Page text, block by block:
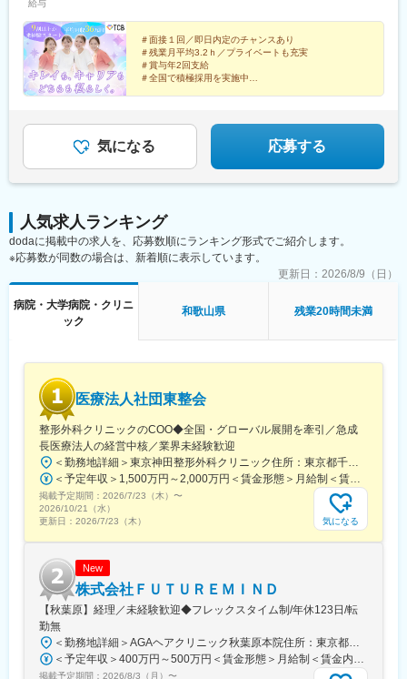
院、長野院、松本院、山梨甲府駅前院 など【近畿】梅田大阪駅
前院、大阪阪急梅田駅前院、枚方院、天王寺院、堺院、なんば
院、心斎橋院、京都駅前院、奈良院、和歌山院、四日市院 など
【中四国】広島院、福山院、松山院、高松院、高知院、徳島院、
松江院、周南徳山駅ビル院 など【九州・沖縄】小倉院、佐賀
煙対策】屋内原則禁煙
駅、さっぽろ駅、あおば通駅、福島駅(福島県)、郡山駅(福島県)、
青森駅、盛岡駅、山形駅、秋田駅、矢場町駅、近鉄名古屋駅、金
山駅(愛知県)、豊田市駅、駅前大通駅、名鉄岐阜駅、静岡駅、新浜
松駅、三島広小路駅、長野駅、松本駅、北鉄金沢駅、新潟駅、近
鉄四日市駅、電鉄富山駅、福井駅、甲府駅、東梅田駅、大阪難波
前駅、西梅田駅、心斎橋駅、京都駅、烏丸駅、三ノ宮駅、姫路
駅、近鉄奈良駅、和歌山駅、草津駅(滋賀県)、徳山駅、立町駅、福
院下駅、東池袋駅、日比谷駅、銀座駅、岩本町駅、立川駅、京王
八王子駅、高輪台駅、奥沢駅、神奈川駅、平沼橋駅、京急川崎
駅、石上駅、新越谷駅、宇都宮駅東口駅、新千葉駅、栄町駅(千葉
県)、船橋駅、札幌駅、仙台駅(地下鉄)、曽根田駅、栄駅(愛知県)、
浜松駅、三島田町駅、市役所前駅(長野県)、金沢駅、あすなろう四
日市駅、電鉄富山駅・エスタ前駅、福井駅(福井県)、大阪梅田駅
(阪神線)、なんば駅(地下鉄)、高槻駅、梅田駅(地下鉄)、宮之阪
島県)、高松築港駅、高知橋駅、眉山ロープウェイ山麓駅、天神
駅、小倉駅(福岡県)、東比恵駅、鹿児島中央駅、水道町駅、五島町
駅、旭橋駅、西早稲田駅、末広町駅(東京都)、立川南駅、高輪ゲー
トウェイ駅、九品仏駅、新高島駅、東宿郷駅、葭川公園駅、大神
宮下駅、大通駅、仙台駅、栄町駅(愛知県)、国際センター駅、日吉
町駅、第一通り駅、三島駅、七ツ屋駅、富山駅、福井城址大名町
駅、なんば駅(南海線)、大阪駅、天王寺駅、西大橋駅、五条駅(京
都市営)、京都河原町駅、神戸三宮駅(阪神)、本通駅、高松駅(香川
県)、南堀端駅、はりまや橋駅、旦過駅、高見橋駅、熊本城・市役
給与
＃面接１回／即日内定のチャンスあり
＃残業月平均3.2ｈ／プライベートも充実
＃賞与年2回支給
＃全国で積極採用を実施中
スよく実現できます！
気になる 応募する
人気求人ランキング
dodaに掲載中の求人を、応募数順にランキング形式でご紹介します。
※応募数が同数の場合は、新着順に表示しています。
更新日： 2026/8/9（日）
病院・大学病院・クリニ
ック
和歌山県 残業20時間未満
医療法人社団東整会
整形外科クリニックのCOO◆全国・グローバル展開を牽引／急成
長医療法人の経営中核／業界未経験歓迎
＜勤務地詳細＞東京神田整形外科クリニック住所：東京都千代田区鍛冶町2丁目8-6 メディカルプライム神田3F勤務地最寄駅：JR山手線／神田駅受動喫煙対策：屋内全面禁煙変更の範囲：会社の定める事業所
＜予定年収＞1,500万円～2,000万円＜賃金形態＞月給制＜賃金内訳＞月額（基本給）：1,200,000円～1,500,000円＜月給＞1,200,000円～1,500,000円＜昇給有無＞有＜残業手当＞有＜給与補足＞※経験やスキルを考慮して決定します。■昇給：年1回■賞与：年2回賃金はあくまでも目安の金額であり、選考を通じて上下する可能性があります。月給(月額)は固定手当を含めた表記です。
掲載予定期間： 2026/7/23（木） 〜
2026/10/21（水）
更新日： 2026/7/23（木） 気になる
New
株式会社ＦＵＴＵＲＥＭＩＮＤ
【秋葉原】経理／未経験歓迎◆フレックスタイム制/年休123日/転
勤無
＜勤務地詳細＞AGAヘアクリニック秋葉原本院住所：東京都千代田区外神田3-12-8 住友不動産秋葉原ビル9F受動喫煙対策：屋内全面禁煙変更の範囲：会社の定める事業所（リモートワーク含む）
＜予定年収＞400万円～500万円＜賃金形態＞月給制＜賃金内訳＞月額（基本給）：275,000円～350,000円＜月給＞275,000円～350,000円＜昇給有無＞有＜残業手当＞有＜給与補足＞■ 多職種手当:5万円（複数の職種をマルチに対応するスタッフへの手当） ■ 多エリア手当:4万円（複数の拠点を横断してくれるスタッフへの手当） ■ 役職手当:0～52万円■ 達成手当：0～100万円（半期評価によって増減する手当）賃金はあくまでも目安の金額であり、選考を通じて上下する可能性があります。月給(月額)は固定手当を含めた表記です。
掲載予定期間： 2026/8/3（月） 〜